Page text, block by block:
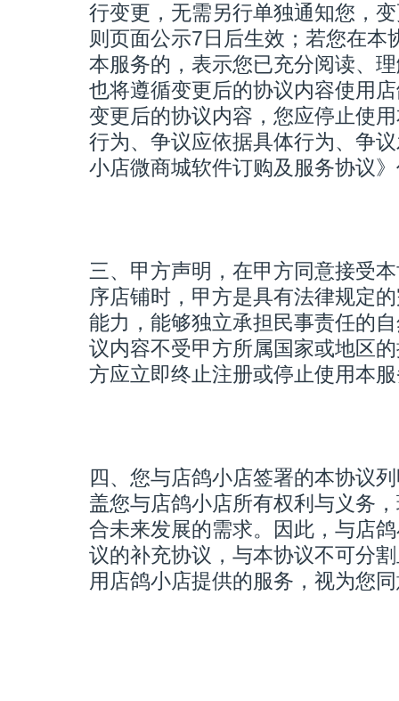
行变更，无需另行单独通知您，
则页面公示7日后生效；若您在本
本服务的，表示您已充分阅读、
也将遵循变更后的协议内容使用
变更后的协议内容，您应停止使
行为、争议应依据具体行为、争
小店微商城软件订购及服务协议
三、甲方声明，在甲方同意接受
序店铺时，甲方是具有法律规定
能力，能够独立承担民事责任的
议内容不受甲方所属国家或地区
方应立即终止注册或停止使用本
四、您与店鸽小店签署的本协议
盖您与店鸽小店所有权利与义务
合未来发展的需求。因此，与店
议的补充协议，与本协议不可分
用店鸽小店提供的服务，视为您